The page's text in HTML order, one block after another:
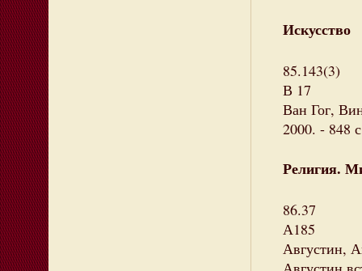
Искусство
85.143(3)
В 17
Ван Гог,
2000. - 848
Религия.
86.37
А185
Августин,